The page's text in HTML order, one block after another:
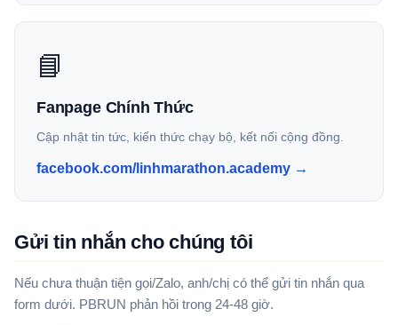
📘
Fanpage Chính Thức
Cập nhật tin tức, kiến thức chạy bộ, kết nối cộng đồng.
facebook.com/linhmarathon.academy →
Gửi tin nhắn cho chúng tôi
Nếu chưa thuận tiện gọi/Zalo, anh/chị có thể gửi tin nhắn qua
form dưới. PBRUN phản hồi trong 24-48 giờ.